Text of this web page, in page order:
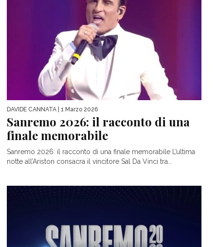
DAVIDE CANNATA | 1 Marzo 2026
Sanremo 2026: il racconto di una
finale memorabile
Sanremo 2026: il racconto di una finale memorabile L’ultima
notte all’Ariston consacra il vincitore Sal Da Vinci tra...